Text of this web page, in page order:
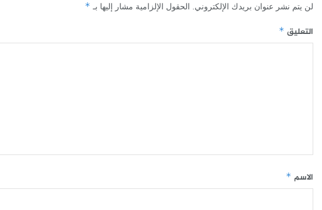
لن يتم نشر عنوان بريدك الإلكتروني. الحقول الإلزامية مشار إليها بـ *
التعليق *
الاسم *